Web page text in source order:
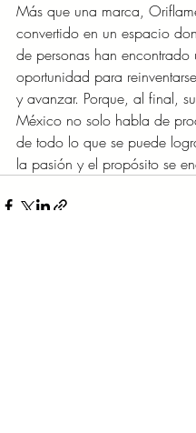
Más que una marca,
convertido en un espacio
de personas han encontrado
oportunidad para
y avanzar. Porque, al final,
México no solo habla de
de todo lo que se puede
la pasión y el propósito se